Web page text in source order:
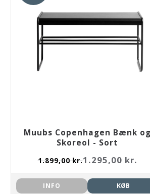
Muubs Copenhagen Bænk og
Skoreol - Sort
1.899,00 kr.1.295,00 kr.
INFO KØB